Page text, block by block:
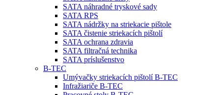
SATA náhradné tryskové sady
SATA RPS
SATA nádržky na striekacie pištole
SATA čistenie striekacích pištolí
SATA ochrana zdravia
SATA filtračná technika
SATA príslušenstvo
B-TEC
Umývačky striekacích pištolí B-TEC
Infražiariče B-TEC